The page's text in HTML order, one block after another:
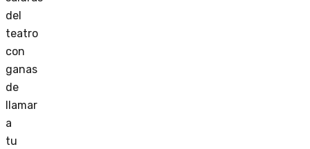
del
teatro
con
ganas
de
llamar
a
tu